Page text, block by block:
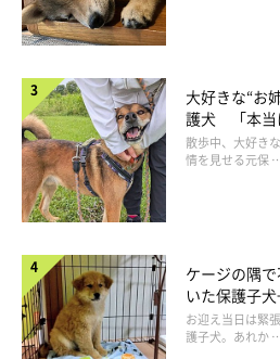
4才になったポメくん
@pomeko_nymz
子犬時代におちゃめな姿を見せてい
りました。とにかく人なつっこくて
したといいます。
飼い主さんがカーペットやクッショ
上に乗ってきてくつろぎ始めるのだと
大好きな“お
護犬 「本当
表情にほっこ
散歩中、大好き
情を見せる元保
ケージの隅
いた保護子
服し頼もし
お迎え当日は緊
護子犬。あれか